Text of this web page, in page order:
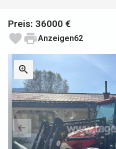
Preis: 36000 €
favoriteprintAnzeigen62
zoom_in